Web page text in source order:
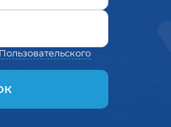
Пользовательского